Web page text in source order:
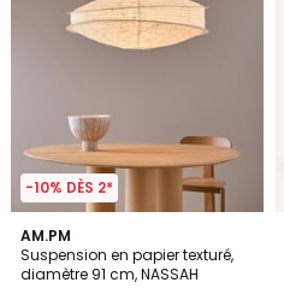
-10% DÈS 2*
AM.PM
Suspension en papier texturé,
diamètre 91 cm, NASSAH
5
/
5